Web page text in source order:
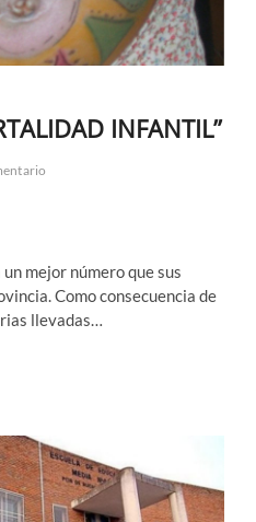
INFANTIL”
mejor número que sus
Como consecuencia de
llevadas…